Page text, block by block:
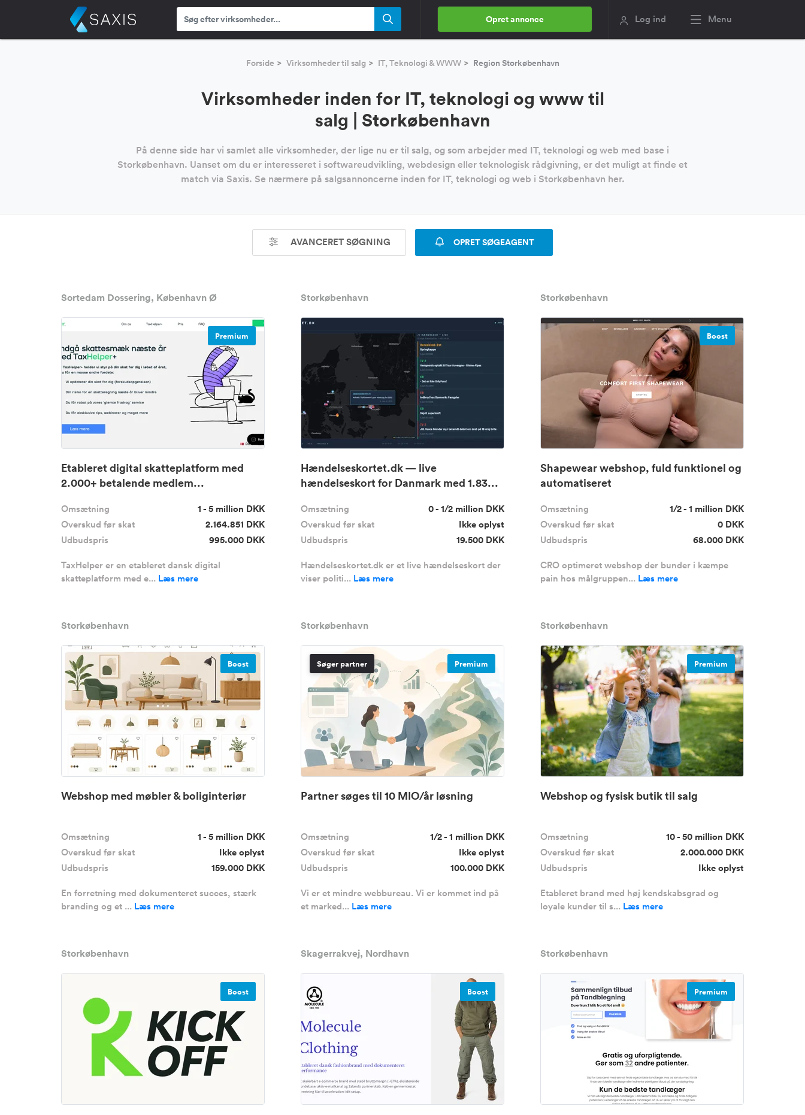
Opret annonce Log ind Menu
Forside Virksomheder til salg IT, Teknologi & WWW Region Storkøbenhavn
Virksomheder inden for IT, teknologi og www til
salg | Storkøbenhavn
På denne side har vi samlet alle virksomheder, der lige nu er til salg, og som arbejder med IT, teknologi og web med base i
Storkøbenhavn. Uanset om du er interesseret i softwareudvikling, webdesign eller teknologisk rådgivning, er det muligt at finde et
match via Saxis. Se nærmere på salgsannoncerne inden for IT, teknologi og web i Storkøbenhavn her.
AVANCERET SØGNING OPRET SØGEAGENT
Sortedam Dossering, København Ø
Premium
Etableret digital skatteplatform med
2.000+ betalende medlem...
Omsætning
1 - 5 million DKK
Overskud før skat
2.164.851 DKK
Udbudspris
995.000 DKK
TaxHelper er en etableret dansk digital
skatteplatform med e... Læs mere
Storkøbenhavn
Hændelseskortet.dk — live
hændelseskort for Danmark med 1.83...
Omsætning
0 - 1/2 million DKK
Overskud før skat
Ikke oplyst
Udbudspris
19.500 DKK
Hændelseskortet.dk er et live hændelseskort der
viser politi... Læs mere
Storkøbenhavn
Boost
Shapewear webshop, fuld funktionel og
automatiseret
Omsætning
1/2 - 1 million DKK
Overskud før skat
0 DKK
Udbudspris
68.000 DKK
CRO optimeret webshop der bunder i kæmpe
pain hos målgruppen... Læs mere
Storkøbenhavn
Boost
Webshop med møbler & boliginteriør
Omsætning
1 - 5 million DKK
Overskud før skat
Ikke oplyst
Udbudspris
159.000 DKK
En forretning med dokumenteret succes, stærk
branding og et ... Læs mere
Storkøbenhavn
Søger partner Premium
Partner søges til 10 MIO/år løsning
Omsætning
1/2 - 1 million DKK
Overskud før skat
Ikke oplyst
Udbudspris
100.000 DKK
Vi er et mindre webbureau. Vi er kommet ind på
et marked... Læs mere
Storkøbenhavn
Premium
Webshop og fysisk butik til salg
Omsætning
10 - 50 million DKK
Overskud før skat
2.000.000 DKK
Udbudspris
Ikke oplyst
Etableret brand med høj kendskabsgrad og
loyale kunder til s... Læs mere
Storkøbenhavn
Boost
Skagerrakvej, Nordhavn
Boost
Storkøbenhavn
Premium